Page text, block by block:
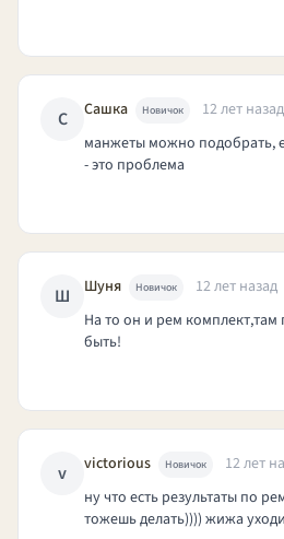
С Сашка Новичок
12 лет назад
манжеты можно подобрать,
- это проблема
Ш Шуня Новичок
12 лет назад
На то он и рем
быть!
v victorious Новичок
12 лет
ну что есть результаты по
тожешь делать)))) жижа